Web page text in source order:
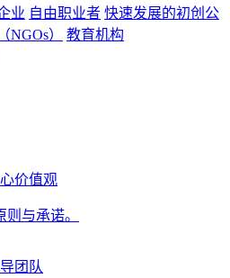
业 自由职业者 快速发展的初创公
NGOs）
教育机构
价值观
与承诺。
团队